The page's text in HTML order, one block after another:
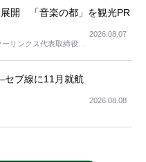
開 「音楽の都」を観光PR
リンクス代表取締役社
2026.08.07
ブ線に11月就航
2026.08.08